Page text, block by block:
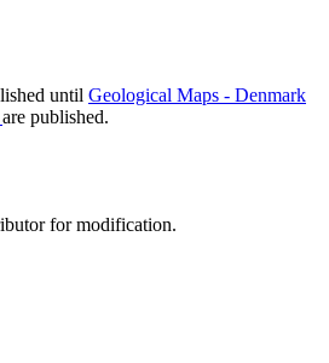
until Geological Maps - Denmark
are published.
for modification.